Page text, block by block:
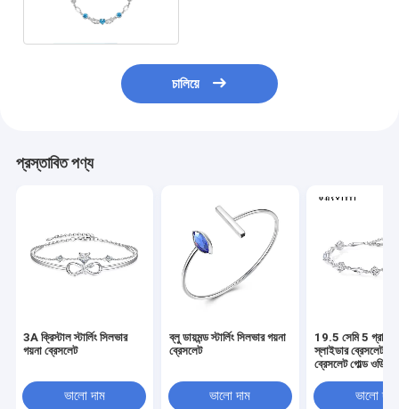
চালিয়ে
প্রস্তাবিত পণ্য
3A ক্রিস্টাল স্টার্লিং সিলভার
গয়না ব্রেসলেট
ভালো দাম
ব্লু ডায়মন্ড স্টার্লিং সিলভার গয়না
ব্রেসলেট
ভালো দাম
19.5 সেমি 5 গ্রাম
স্লাইডার ব্রেসলেট লাভ
ব্রেসলেট গোল্ড ওডিএম
ভালো দাম